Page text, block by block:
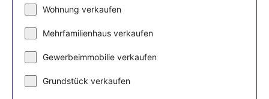
Wohnung verkaufen
Mehrfamilienhaus verkaufen
Gewerbeimmobilie verkaufen
Grundstück verkaufen